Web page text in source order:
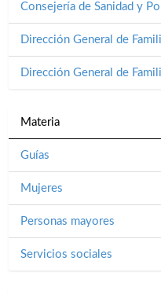
Consejería de Sanidad y
Dirección General de
Dirección General de
Materia
Guías
Mujeres
Personas mayores
Servicios sociales